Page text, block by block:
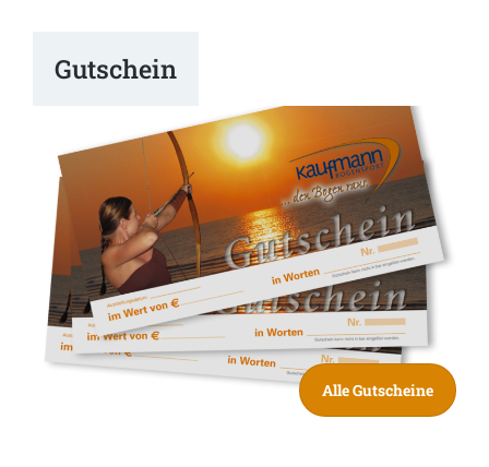
Gutschein
Alle Gutscheine